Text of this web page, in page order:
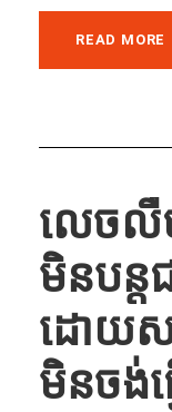
READ MORE
លេចលឺថ
មិន​បន្ត​
ដោយ​សា
មិន​ចង់​ធ្